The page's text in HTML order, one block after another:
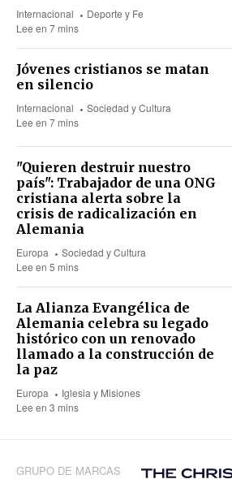
Internacional
Deporte y Fe
Lee en 7 mins
Jóvenes cristianos se matan
en silencio
Internacional
Sociedad y Cultura
Lee en 7 mins
"Quieren destruir nuestro
país": Trabajador de una ONG
cristiana alerta sobre la
crisis de radicalización en
Alemania
Europa
Sociedad y Cultura
Lee en 5 mins
La Alianza Evangélica de
Alemania celebra su legado
histórico con un renovado
llamado a la construcción de
la paz
Europa
Iglesia y Misiones
Lee en 3 mins
GRUPO DE MARCAS